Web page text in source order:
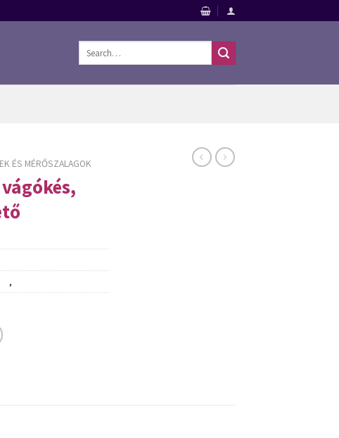
ÉS MÉRŐSZALAGOK
,